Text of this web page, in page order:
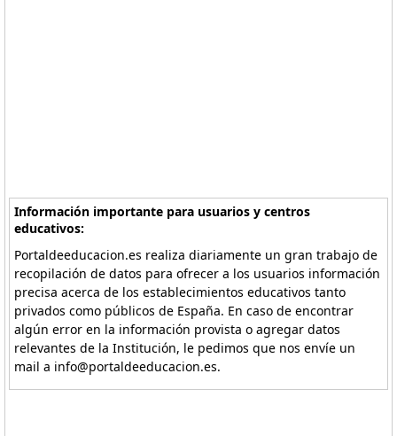
Información importante para usuarios y centros
educativos:
Portaldeeducacion.es realiza diariamente un gran trabajo de
recopilación de datos para ofrecer a los usuarios información
precisa acerca de los establecimientos educativos tanto
privados como públicos de España. En caso de encontrar
algún error en la información provista o agregar datos
relevantes de la Institución, le pedimos que nos envíe un
mail a info@portaldeeducacion.es.